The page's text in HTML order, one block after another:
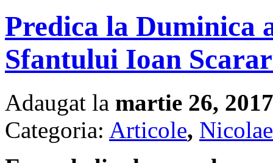
Predica la Duminica
Sfantului Ioan
Adaugat la martie 26, 2017
Categoria: Articole,